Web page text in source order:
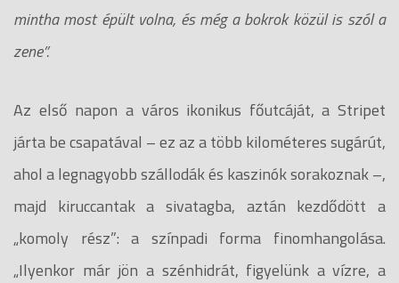
mintha most épült volna, és még a bokrok közül is szól a
zene”.
Az első napon a város ikonikus főutcáját, a Stripet
járta be csapatával – ez az a több kilométeres sugárút,
ahol a legnagyobb szállodák és kaszinók sorakoznak –,
majd kiruccantak a sivatagba, aztán kezdődött a
„komoly rész”: a színpadi forma finomhangolása.
„Ilyenkor már jön a szénhidrát, figyelünk a vízre, a